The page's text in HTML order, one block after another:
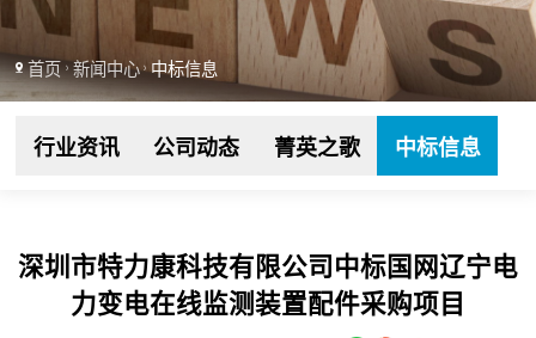
首页 新闻中心 中标信息
行业资讯 公司动态 菁英之歌 中标信息
深圳市特力康科技有限公司中标国网辽宁电
力变电在线监测装置配件采购项目